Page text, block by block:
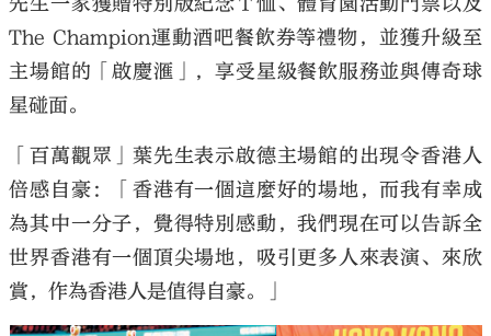
The Champion運動酒吧餐飲券等禮物，並獲升級至
主場館的「啟慶滙」，享受星級餐飲服務並與傳奇球
星碰面。
「百萬觀眾」葉先生表示啟德主場館的出現令香港人
倍感自豪：「香港有一個這麼好的場地，而我有幸成
為其中一分子，覺得特別感動，我們現在可以告訴全
世界香港有一個頂尖場地，吸引更多人來表演、來欣
賞，作為香港人是值得自豪。」